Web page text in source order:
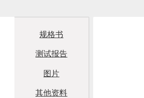
规格书
测试报告
图片
其他资料